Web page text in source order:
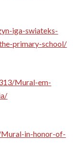
iga-swiateks-
primary-school/
Mural-em-
in-honor-of-